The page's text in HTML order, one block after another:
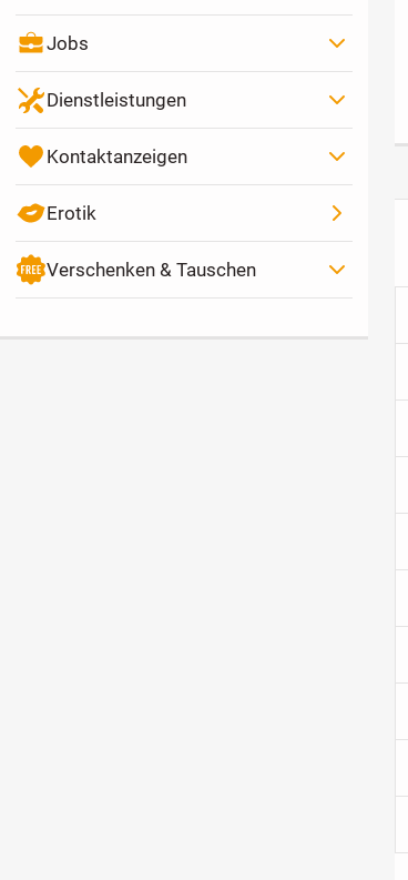
Jobs
Dienstleistungen
Kontaktanzeigen
Erotik
Verschenken & Tauschen